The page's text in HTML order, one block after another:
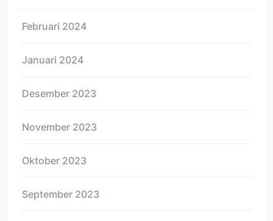
Februari 2024
Januari 2024
Desember 2023
November 2023
Oktober 2023
September 2023